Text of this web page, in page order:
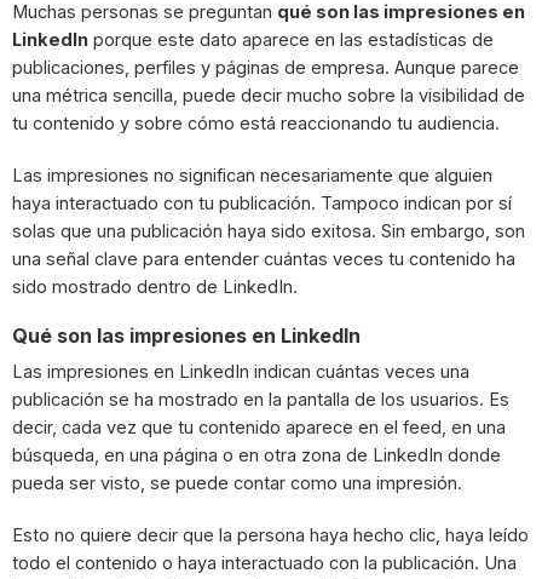
Muchas personas se preguntan qué son las impresiones en
LinkedIn porque este dato aparece en las estadísticas de
publicaciones, perfiles y páginas de empresa. Aunque parece
una métrica sencilla, puede decir mucho sobre la visibilidad de
tu contenido y sobre cómo está reaccionando tu audiencia.
Las impresiones no significan necesariamente que alguien
haya interactuado con tu publicación. Tampoco indican por sí
solas que una publicación haya sido exitosa. Sin embargo, son
una señal clave para entender cuántas veces tu contenido ha
sido mostrado dentro de LinkedIn.
Qué son las impresiones en LinkedIn
Las impresiones en LinkedIn indican cuántas veces una
publicación se ha mostrado en la pantalla de los usuarios. Es
decir, cada vez que tu contenido aparece en el feed, en una
búsqueda, en una página o en otra zona de LinkedIn donde
pueda ser visto, se puede contar como una impresión.
Esto no quiere decir que la persona haya hecho clic, haya leído
todo el contenido o haya interactuado con la publicación. Una